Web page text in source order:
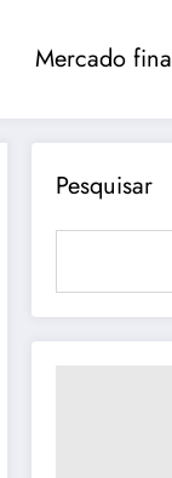
Mercado
Pesquisar